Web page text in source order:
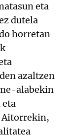
eta
dutela
horretan
azaltzen
alabekin
Aitorrekin,